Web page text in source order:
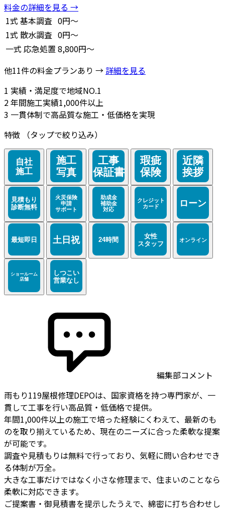
料金の詳細を見る →
1式 基本調査 0円～
1式 散水調査 0円～
一式 応急処置 8,800円～
他11件の料金プランあり → 詳細を見る
1 実績・満足度で地域NO.1
2年間施工実績1,000件以上
3 一貫体制で高品質な施工・低価格を実現
特徴
（タップで絞り込み）
編集部コメント
雨もり119屋根修理DEPOは、国家資格を持つ専門家が、一
貫して工事を行い高品質・低価格で提供。
年間1,000件以上の施工で培った経験にくわえて、最新のも
のを取り揃えているため、現在のニーズに合った柔軟な提案
が可能です。
調査や見積もりは無料で行っており、気軽に問い合わせでき
る体制が万全。
大きな工事だけではなく小さな修理まで、住まいのことなら
柔軟に対応できます。
ご提案書・御見積書を提示したうえで、綿密に打ち合わせし